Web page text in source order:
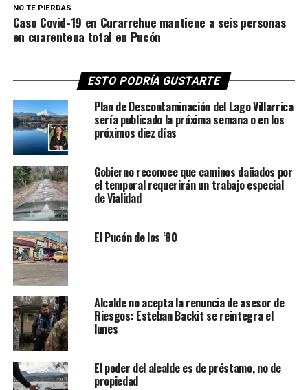
NO TE PIERDAS
Caso Covid-19 en Curarrehue mantiene a seis personas
en cuarentena total en Pucón
ESTO PODRÍA GUSTARTE
Plan de Descontaminación del Lago Villarrica
sería publicado la próxima semana o en los
próximos diez días
Gobierno reconoce que caminos dañados por
el temporal requerirán un trabajo especial
de Vialidad
El Pucón de los ‘80
Alcalde no acepta la renuncia de asesor de
Riesgos: Esteban Backit se reintegra el
lunes
El poder del alcalde es de préstamo, no de
propiedad